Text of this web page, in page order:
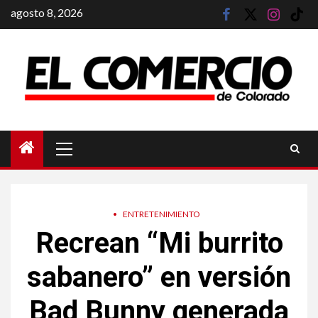
Saltar
al
agosto 8, 2026 facebook
twitterinstagram
tik
principal
• ENTRETENIMIENTO
Recrean “Mi burrito
sabanero” en versión
Bad Bunny generada